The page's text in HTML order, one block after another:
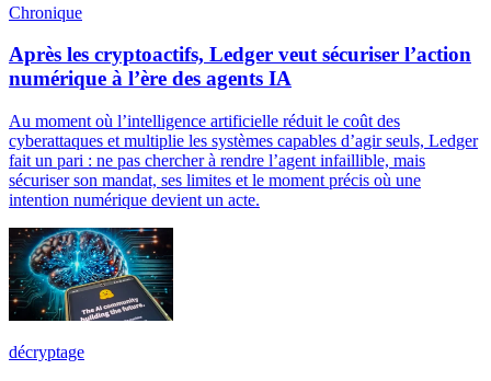
Chronique
Après les cryptoactifs, Ledger veut sécuriser l’action
numérique à l’ère des agents IA
Au moment où l’intelligence artificielle réduit le coût des
cyberattaques et multiplie les systèmes capables d’agir seuls, Ledger
fait un pari : ne pas chercher à rendre l’agent infaillible, mais
sécuriser son mandat, ses limites et le moment précis où une
intention numérique devient un acte.
décryptage